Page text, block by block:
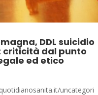
DDL suicidio
criticità dal punto
ed etico
uncategori